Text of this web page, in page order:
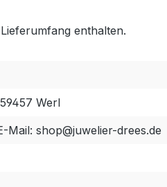
enthalten.
Werl
Mail: shop@juwelier-drees.de